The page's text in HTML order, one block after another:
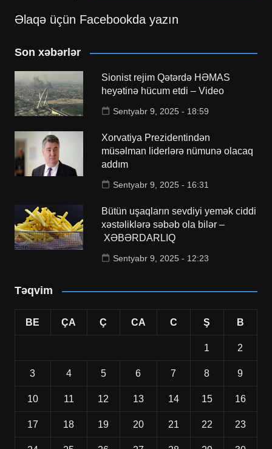
Əlaqə üçün Facebookda yazın
Son xəbərlər
Sionist rejim Qətərdə HƏMAS
heyətinə hücum etdi – Video
Sentyabr 9, 2025 - 18:59
Xorvatiya Prezidentindən
müsəlman liderlərə nümunə olacaq
addım
Sentyabr 9, 2025 - 16:31
Bütün uşaqların sevdiyi yemək ciddi
xəstəliklərə səbəb ola bilər –
XƏBƏRDARLIQ
Sentyabr 9, 2025 - 12:23
Təqvim
BE ÇA Ç CA C Ş B
1 2
3 4 5 6 7 8 9
10 11 12 13 14 15 16
17 18 19 20 21 22 23